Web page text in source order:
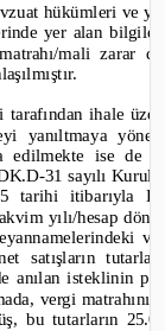
hükümleri ve
yer alan
mali zarar
ihale
yanıltmaya
edilmekte ise
D-31 sayılı Kurul
tarihi itibarıyla
yılı/hesap
satışların
anılan isteklinin
vergi
bu tutarların